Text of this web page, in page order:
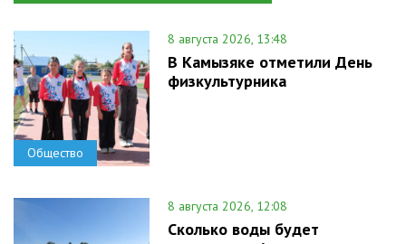
Общество
8 августа 2026, 13:48
В Камызяке отметили День
физкультурника
8 августа 2026, 12:08
Сколько воды будет